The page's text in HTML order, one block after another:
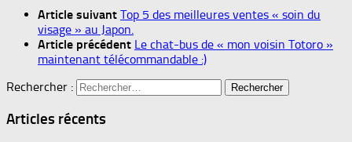
Article suivant Top 5 des meilleures ventes « soin du
visage » au Japon.
Article précédent Le chat-bus de « mon voisin Totoro »
maintenant télécommandable :)
Rechercher :
Articles récents